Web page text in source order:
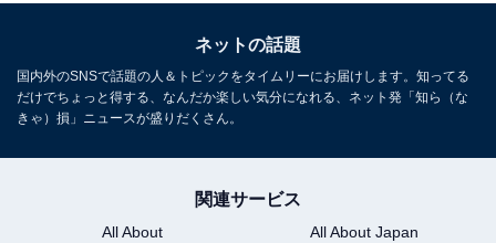
ネットの話題
国内外のSNSで話題の人＆トピックをタイムリーにお届けします。知ってる
だけでちょっと得する、なんだか楽しい気分になれる、ネット発「知ら（な
きゃ）損」ニュースが盛りだくさん。
関連サービス
All About
All About Japan